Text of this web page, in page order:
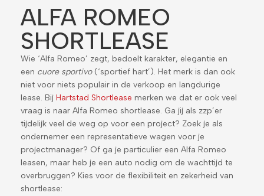
ALFA ROMEO
SHORTLEASE
Wie ‘Alfa Romeo’ zegt, bedoelt karakter, elegantie en
een cuore sportivo(‘sportief hart’). Het merk is dan ook
niet voor niets populair in de verkoop en langdurige
lease. Bij Hartstad Shortlease merken we dat er ook veel
vraag is naar Alfa Romeo shortlease. Ga jij als zzp’er
tijdelijk veel de weg op voor een project? Zoek je als
ondernemer een representatieve wagen voor je
projectmanager? Of ga je particulier een Alfa Romeo
leasen, maar heb je een auto nodig om de wachttijd te
overbruggen? Kies voor de flexibiliteit en zekerheid van
shortlease: